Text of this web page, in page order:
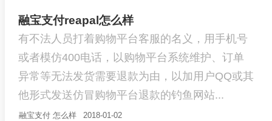
融宝支付reapal怎么样
有不法人员打着购物平台客服的名义，用手机号
或者模仿400电话，以购物平台系统维护、订单
异常等无法发货需要退款为由，以加用户QQ或其
他形式发送仿冒购物平台退款的钓鱼网站...
融宝支付 怎么样 2018-01-02